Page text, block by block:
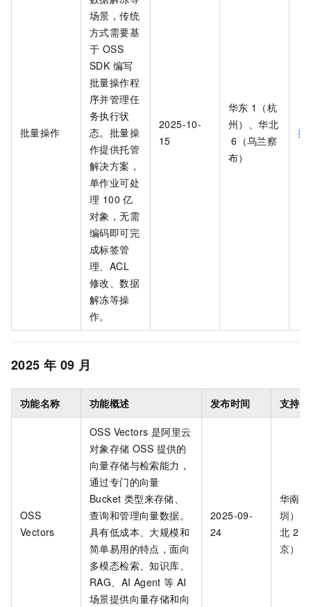
批量操作
场景，传统
方式需要基
于 OSS
SDK 编写
批量操作程
序并管理任
务执行状
态。批量操
作提供托管
解决方案，
单作业可处
理 100 亿
对象，无需
编码即可完
成标签管
理、ACL
修改、数据
解冻等操
作。
2025-10-
15
华东 1（杭
州）、华北
6（乌兰察
布）
批
2025 年 09 月
功能名称 功能概述 发布时间 支持
OSS
Vectors
OSS Vectors 是阿里云
对象存储 OSS 提供的
向量存储与检索能力，
通过专门的向量
Bucket 类型来存储、
查询和管理向量数据。
具有低成本、大规模和
简单易用的特点，面向
多模态检索、知识库、
RAG、AI Agent 等 AI
场景提供向量存储和向
2025-09-
24
华南
圳）
北 2（
京）